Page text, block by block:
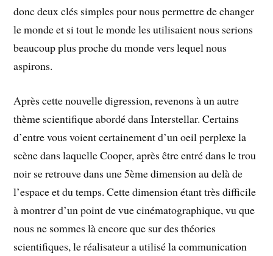
donc deux clés simples pour nous permettre de changer
le monde et si tout le monde les utilisaient nous serions
beaucoup plus proche du monde vers lequel nous
aspirons.
Après cette nouvelle digression, revenons à un autre
thème scientifique abordé dans Interstellar. Certains
d’entre vous voient certainement d’un oeil perplexe la
scène dans laquelle Cooper, après être entré dans le trou
noir se retrouve dans une 5ème dimension au delà de
l’espace et du temps. Cette dimension étant très difficile
à montrer d’un point de vue cinématographique, vu que
nous ne sommes là encore que sur des théories
scientifiques, le réalisateur a utilisé la communication